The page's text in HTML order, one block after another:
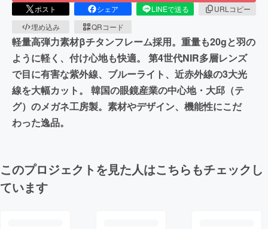
ポスト シェア LINEで送る
URLコピー
埋め込み
QRコード
軽量高弾力素材βチタンフレーム採用。重量も20gと羽の
ように軽く、付け心地も快適。 第4世代NIR多層レンズ
で目に有害な紫外線、ブルーライト、近赤外線の3大光
線を大幅カット。 韓国の眼鏡産業の中心地・大邱（テ
グ）のメガネ工房製。素材やデザイン、機能性にこだ
わった逸品。
このプロジェクトを見た人はこちらもチェックし
ています